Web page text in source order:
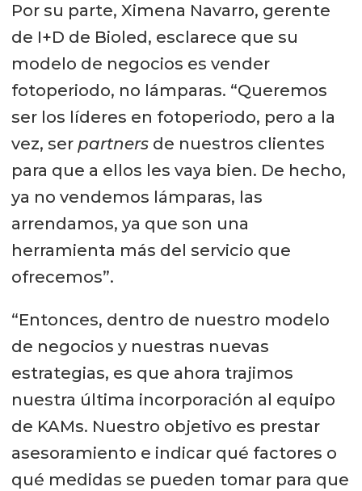
Por su parte, Ximena Navarro, gerente
de I+D de Bioled, esclarece que su
modelo de negocios es vender
fotoperiodo, no lámparas. “Queremos
ser los líderes en fotoperiodo, pero a la
vez, ser partnersde nuestros clientes
para que a ellos les vaya bien. De hecho,
ya no vendemos lámparas, las
arrendamos, ya que son una
herramienta más del servicio que
ofrecemos”.
“Entonces, dentro de nuestro modelo
de negocios y nuestras nuevas
estrategias, es que ahora trajimos
nuestra última incorporación al equipo
de KAMs. Nuestro objetivo es prestar
asesoramiento e indicar qué factores o
qué medidas se pueden tomar para que